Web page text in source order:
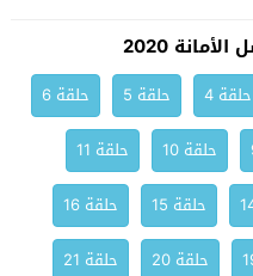
2020
حلقة 4 حلقة 5
حلقة 6
حلقة 10
حلقة 11
حلقة 15
حلقة 16
حلقة 20
حلقة 21